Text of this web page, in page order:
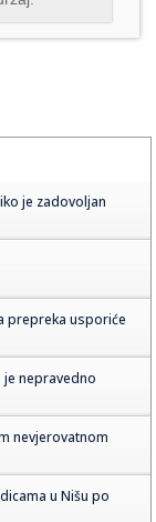
je zadovoljan
prepreka usporiće
je nepravedno
nevjerovatnom
u Nišu po